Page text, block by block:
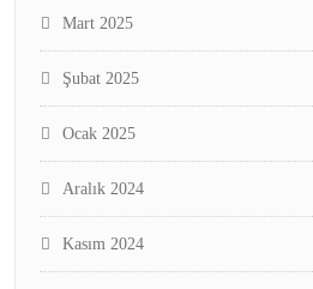
Mart 2025
Şubat 2025
Ocak 2025
Aralık 2024
Kasım 2024